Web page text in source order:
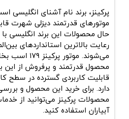
پرکینز، برند نام ‌آشنای انگلیسی
موتورهای قدرتمند دیزلی شهرت
‌حال محصولات این برند انگلیسی
رعایت بالاترین استانداردهای
محصول قدرتمند و پرفروش از این
قابلیت کاربردی گسترده در سطح
دارد. برای خرید این محصول و
محصولات پرکینز می‌توانید از
آبیاران استفاده کنید.